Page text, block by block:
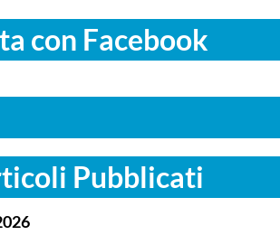
con Facebook
Pubblicati